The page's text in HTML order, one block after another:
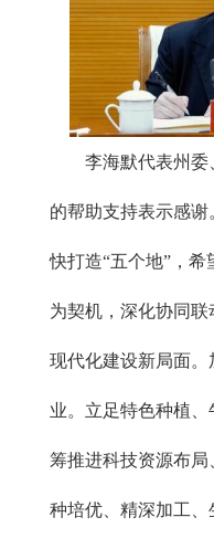
李海默代表州
的帮助支持表示感
快打造“五个地”，
为契机，深化协同
现代化建设新局面
业。立足特色种植
筹推进科技资源布
种培优、精深加工